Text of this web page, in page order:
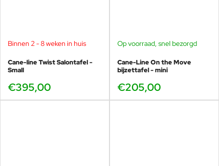
Binnen 2 - 8 weken in huis
Cane-line Twist Salontafel -
Small
€395,00
Op voorraad, snel bezorgd
Cane-Line On the Move
bijzettafel - mini
€205,00